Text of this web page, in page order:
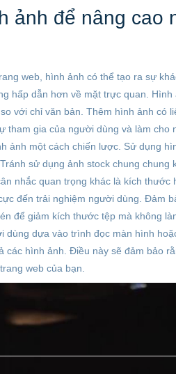
ảnh để nâng cao
web, hình ảnh có thể tạo ra sự
hấp dẫn hơn về mặt trực quan.
với chỉ văn bản. Thêm hình ảnh có
tham gia của người dùng và làm cho
ảnh một cách chiến lược. Sử dụng
sử dụng ảnh stock chung
nhắc quan trọng khác là kích
đến trải nghiệm người dùng. Đảm
để giảm kích thước tệp mà không
dùng dựa vào trình đọc màn hình
các hình ảnh. Điều này sẽ đảm bảo
web của bạn.